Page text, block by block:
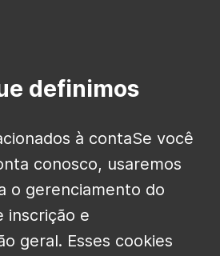
definimos
à contaSe você
conosco, usaremos
o gerenciamento do
inscrição e
geral. Esses cookies